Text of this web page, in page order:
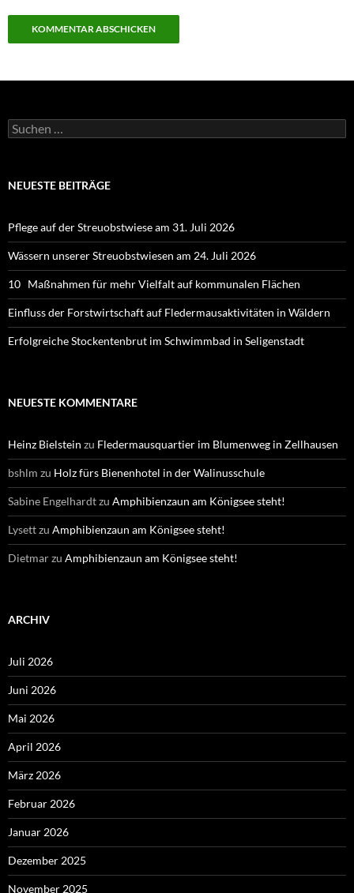
Suchen
nach:
NEUESTE BEITRÄGE
Pflege auf der Streuobstwiese am 31. Juli 2026
Wässern unserer Streuobstwiesen am 24. Juli 2026
10 Maßnahmen für mehr Vielfalt auf kommunalen Flächen
Einfluss der Forstwirtschaft auf Fledermausaktivitäten in Wäldern
Erfolgreiche Stockentenbrut im Schwimmbad in Seligenstadt
NEUESTE KOMMENTARE
Heinz Bielstein zu Fledermausquartier im Blumenweg in Zellhausen
bshlm zu Holz fürs Bienenhotel in der Walinusschule
Sabine Engelhardtzu Amphibienzaun am Königsee steht!
Lysettzu Amphibienzaun am Königsee steht!
Dietmarzu Amphibienzaun am Königsee steht!
ARCHIV
Juli 2026
Juni 2026
Mai 2026
April 2026
März 2026
Februar 2026
Januar 2026
Dezember 2025
November 2025